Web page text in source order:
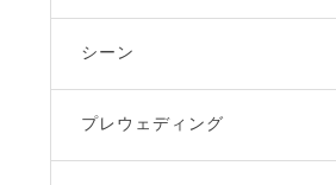
シーン
プレウェディング